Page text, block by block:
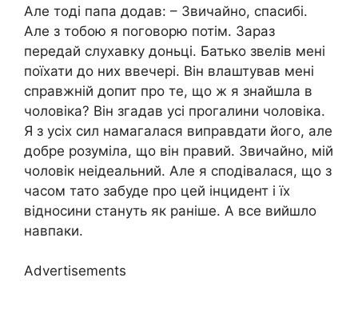
Але тоді папа додав: – Звичайно, спасибі.
Але з тобою я поговорю потім. Зараз
передай слухавку доньці. Батько звелів мені
поїхати до них ввечері. Він влаштував мені
справжній допит про те, що ж я знайшла в
чоловіка? Він згадав усі прогалини чоловіка.
Я з усіх сил намагалася виправдати його, але
добре розуміла, що він правий. Звичайно, мій
чоловік неідеальний. Але я сподівалася, що з
часом тато забуде про цей інцидент і їх
відносини стануть як раніше. А все вийшло
навпаки.
Advertisements